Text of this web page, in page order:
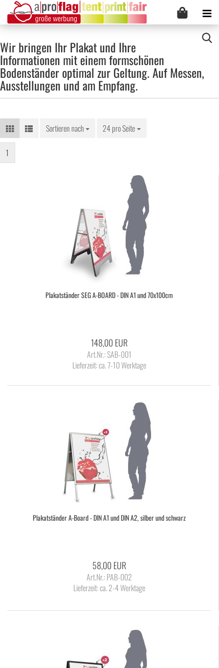
Wir bringen Ihr Plakat und Ihre
Informationen mit einem formschönen
Bodenständer optimal zur Geltung. Auf Messen,
Ausstellungen und am Empfang.
Sortieren nach
Sortieren nach 24 pro Seite
pro Seite
1
Pla­kat­stän­der SEG A-​BOARD - DIN A1 und 70x100cm
148,00 EUR
Art.Nr.: SAB-001
Lieferzeit:ca. 7-10 Werktage
Pla­kat­stän­der A-​Board - DIN A1 und DIN A2, sil­ber und schwarz
58,00 EUR
Art.Nr.: PAB-002
Lieferzeit:ca. 2-4 Werktage